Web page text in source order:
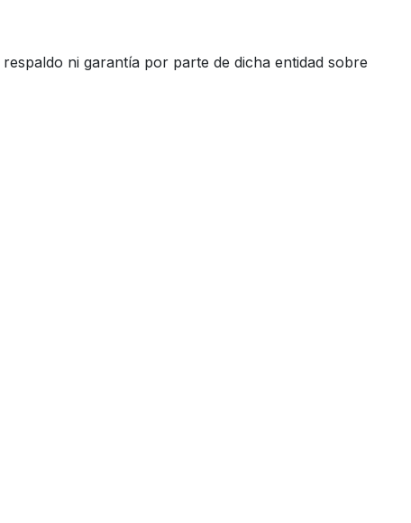
ni garantía por parte de dicha entidad sobre